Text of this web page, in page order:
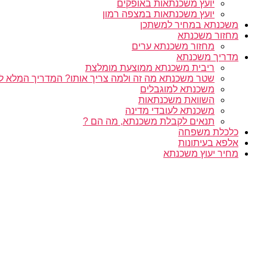
יועץ משכנתאות באופקים
יועץ משכנתאות במצפה רמון
משכנתא במחיר למשתכן
מחזור משכנתא
מחזור משכנתא ערים
מדריך משכנתא
ריבית משכנתא ממוצעת מומלצת
שטר משכנתא מה זה ולמה צריך אותו? המדריך המלא
משכנתא למוגבלים
השוואת משכנתאות
משכנתא לעובדי מדינה
תנאים לקבלת משכנתא, מה הם ?
כלכלת משפחה
אלפא בעיתונות
מחיר יעוץ משכנתא